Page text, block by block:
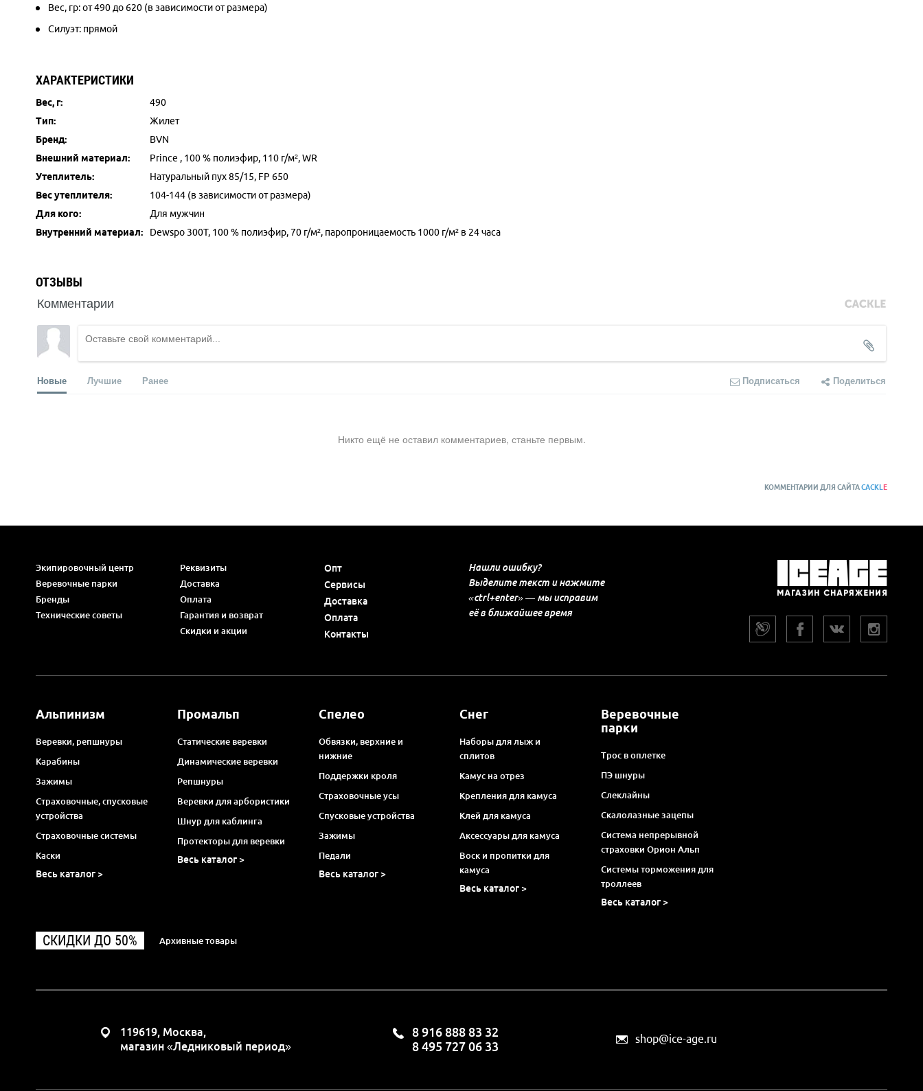
Вес, гр: от 490 до 620 (в зависимости от размера)
Силуэт: прямой
ХАРАКТЕРИСТИКИ
Вес, г:
490
Тип:
Жилет
Бренд:
BVN
Внешний материал:
Prince , 100 % полиэфир, 110 г/м², WR
Утеплитель:
Натуральный пух 85/15, FP 650
Вес утеплителя:
104-144 (в зависимости от размера)
Для кого:
Для мужчин
Внутренний материал:
Dewspo 300Т, 100 % полиэфир, 70 г/м², паропроницаемость 1000 г/м² в 24 часа
ОТЗЫВЫ
Комментарии
Новые Лучшие Ранее Подписаться Поделиться
Никто ещё не оставил комментариев, станьте первым.
КОММЕНТАРИИ ДЛЯ САЙТАCACKL E
Экипировочный центр
Веревочные парки
Бренды
Технические советы
Реквизиты
Доставка
Оплата
Гарантия и возврат
Скидки и акции
Опт
Сервисы
Доставка
Оплата
Контакты
Нашли ошибку?
Выделите текст и нажмите
«ctrl+enter» — мы исправим
её в ближайшее время
Альпинизм
Веревки, репшнуры
Карабины
Зажимы
Страховочные, спусковые
устройства
Страховочные системы
Каски
Весь каталог >
Промальп
Статические веревки
Динамические веревки
Репшнуры
Веревки для арбористики
Шнур для каблинга
Протекторы для веревки
Весь каталог >
Спелео
Обвязки, верхние и
нижние
Поддержки кроля
Страховочные усы
Спусковые устройства
Зажимы
Педали
Весь каталог >
Снег
Наборы для лыж и
сплитов
Камус на отрез
Крепления для камуса
Клей для камуса
Аксессуары для камуса
Воск и пропитки для
камуса
Весь каталог >
Веревочные
парки
Трос в оплетке
ПЭ шнуры
Слеклайны
Скалолазные зацепы
Система непрерывной
страховки Орион Альп
Системы торможения для
троллеев
Весь каталог >
СКИДКИ ДО 50% Архивные товары
119619, Москва,
магазин «Ледниковый период»
8 916 888 83 32
8 495 727 06 33
shop@ice-age.ru